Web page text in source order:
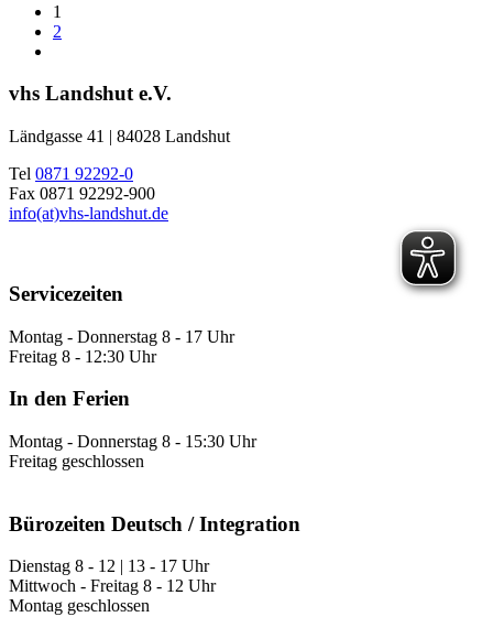
1
2
vhs Landshut e.V.
Ländgasse 41 | 84028 Landshut
Tel 0871 92292-0
Fax 0871 92292-900
info(at)vhs-landshut.de
Servicezeiten
Montag - Donnerstag 8 - 17 Uhr
Freitag 8 - 12:30 Uhr
In den Ferien
Montag - Donnerstag 8 - 15:30 Uhr
Freitag geschlossen
Bürozeiten Deutsch / Integration
Dienstag 8 - 12 | 13 - 17 Uhr
Mittwoch - Freitag 8 - 12 Uhr
Montag geschlossen